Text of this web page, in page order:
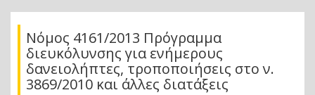
Νόμος 4161/2013 Πρόγραμμα
διευκόλυνσης για ενήμερους
δανειολήπτες, τροποποιήσεις στο ν.
3869/2010 και άλλες διατάξεις